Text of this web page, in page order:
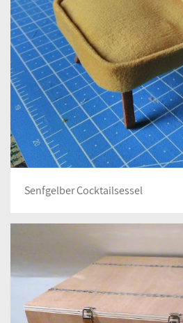
Senfgelber Cocktailsessel